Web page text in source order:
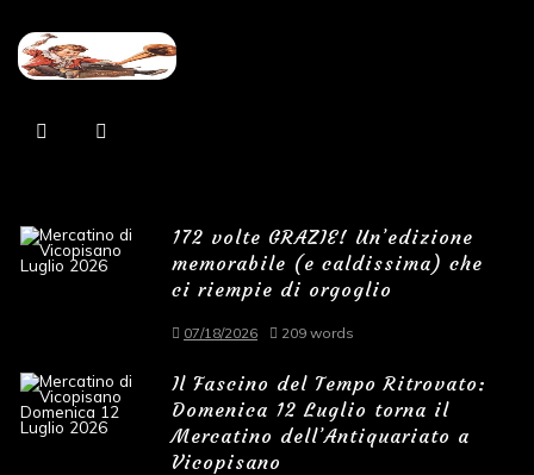
172 volte GRAZIE! Un’edizione
memorabile (e caldissima) che
ci riempie di orgoglio
07/18/2026 209 words
Il Fascino del Tempo Ritrovato:
Domenica 12 Luglio torna il
Mercatino dell’Antiquariato a
Vicopisano